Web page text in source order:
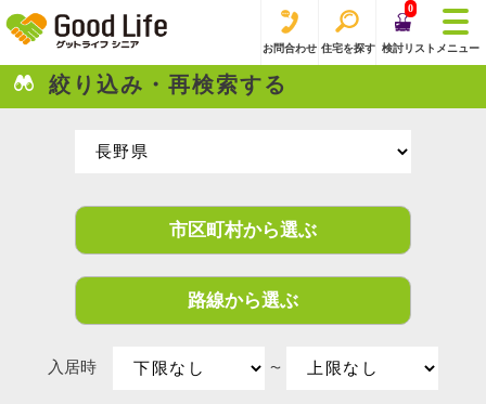
お問合わせ 住宅を探す
0
検討リスト メニュー
絞り込み・再検索する
市区町村から選ぶ
路線から選ぶ
入居時 〜